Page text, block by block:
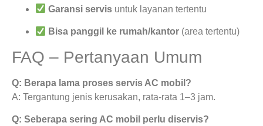
Garansi servis untuk layanan tertentu
Bisa panggil ke rumah/kantor (area tertentu)
FAQ – Pertanyaan Umum
Q: Berapa lama proses servis AC mobil?
A: Tergantung jenis kerusakan, rata-rata 1–3 jam.
Q: Seberapa sering AC mobil perlu diservis?